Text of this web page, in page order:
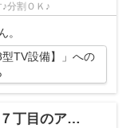
分割ＯＫ♪
。
TV設備】」への
のアパート